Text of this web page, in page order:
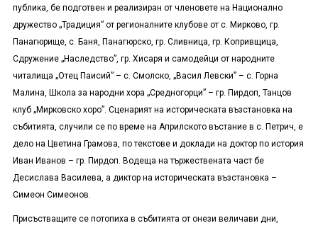
публика, бе подготвен и реализиран от членовете на Национално
дружество „Традиция” от регионалните клубове от с. Мирково, гр.
Панагюрище, с. Баня, Панагюрско, гр. Сливница, гр. Копривщица,
Сдружение „Наследство”, гр. Хисаря и самодейци от народните
читалища „Отец Паисий” – с. Смолско, „Васил Левски” – с. Горна
Малина, Школа за народни хора „Средногорци” – гр. Пирдоп, Танцов
клуб „Мирковско хоро”. Сценарият на историческата възстановка на
събитията, случили се по време на Априлското въстание в с. Петрич, е
дело на Цветина Грамова, по текстове и доклади на доктор по история
Иван Иванов – гр. Пирдоп. Водеща на тържествената част бе
Десислава Василева, а диктор на историческата възстановка –
Симеон Симеонов.
Присъстващите се потопиха в събитията от онези величави дни,